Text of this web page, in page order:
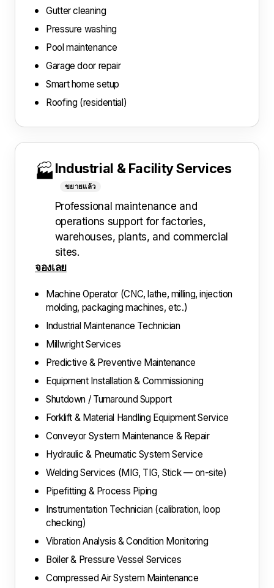
Gutter cleaning
Pressure washing
Pool maintenance
Garage door repair
Smart home setup
Roofing (residential)
🏭Industrial & Facility Services
ขยายแล้ว
Professional maintenance and
operations support for factories,
warehouses, plants, and commercial
sites.
จองเลย
Machine Operator (CNC, lathe, milling, injection
molding, packaging machines, etc.)
Industrial Maintenance Technician
Millwright Services
Predictive & Preventive Maintenance
Equipment Installation & Commissioning
Shutdown / Turnaround Support
Forklift & Material Handling Equipment Service
Conveyor System Maintenance & Repair
Hydraulic & Pneumatic System Service
Welding Services (MIG, TIG, Stick — on-site)
Pipefitting & Process Piping
Instrumentation Technician (calibration, loop
checking)
Vibration Analysis & Condition Monitoring
Boiler & Pressure Vessel Services
Compressed Air System Maintenance